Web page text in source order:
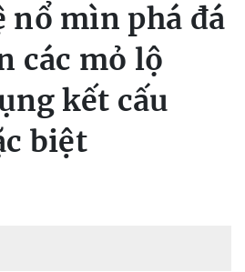
nổ mìn phá đá
các mỏ lộ
kết cấu
biệt